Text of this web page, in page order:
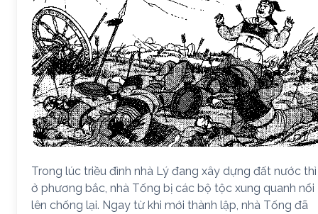
Trong lúc triều đình nhà Lý đang xây dựng đất nước thì
ở phương bắc, nhà Tống bị các bộ tộc xung quanh nổi
lên chống lại. Ngay từ khi mới thành lập, nhà Tống đã